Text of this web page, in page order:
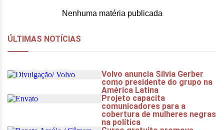
Nenhuma matéria publicada